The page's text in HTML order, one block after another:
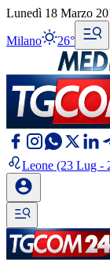
Lunedì 18 Marzo
Milano 26°
Leone (23 Lug -